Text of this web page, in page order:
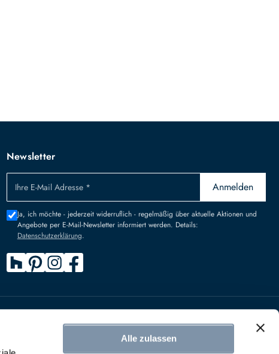
Alle zulassen
Newsletter
Ihre E-Mail Adresse * Anmelden
Ja, ich möchte - jederzeit widerruflich - regelmäßig über aktuelle Aktionen und
Angebote per E-Mail-Newsletter informiert werden. Details:
Datenschutzerklärung.